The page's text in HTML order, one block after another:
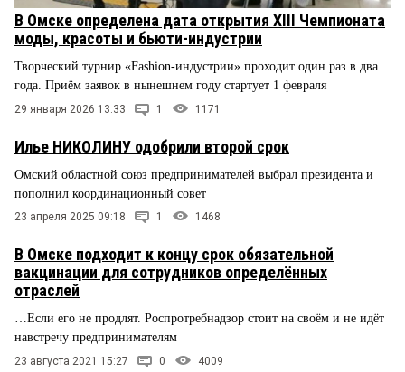
В Омске определена дата открытия XIII Чемпионата
моды, красоты и бьюти-индустрии
Творческий турнир «Fashion-индустрии» проходит один раз в два
года. Приём заявок в нынешнем году стартует 1 февраля
29 января 2026 13:33 1 1171
Илье НИКОЛИНУ одобрили второй срок
Омский областной союз предпринимателей выбрал президента и
пополнил координационный совет
23 апреля 2025 09:18 1 1468
В Омске подходит к концу срок обязательной
вакцинации для сотрудников определённых
отраслей
…Если его не продлят. Роспротребнадзор стоит на своём и не идёт
навстречу предпринимателям
23 августа 2021 15:27 0 4009